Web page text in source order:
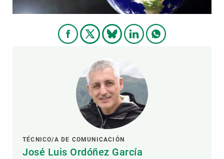
TÉCNICO/A DE COMUNICACIÓN
José Luis Ordóñez García